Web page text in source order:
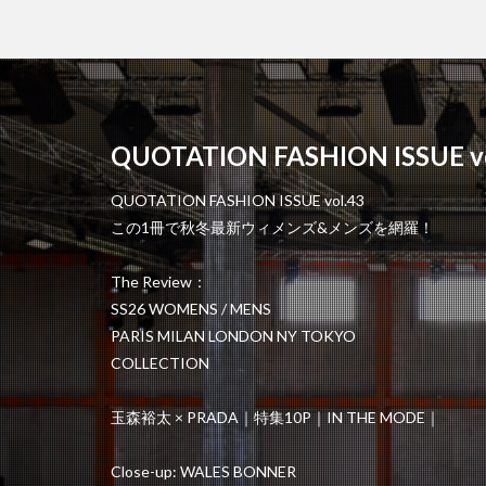
QUOTATION FASHION ISSUE
QUOTATION FASHION ISSUE vol.43
この1冊で秋冬最新ウィメンズ&メンズを網羅！
The Review：
SS26 WOMENS / MENS
PARIS MILAN LONDON NY TOKYO
COLLECTION
玉森裕太 × PRADA｜特集10P｜IN THE MODE｜
Close-up: WALES BONNER